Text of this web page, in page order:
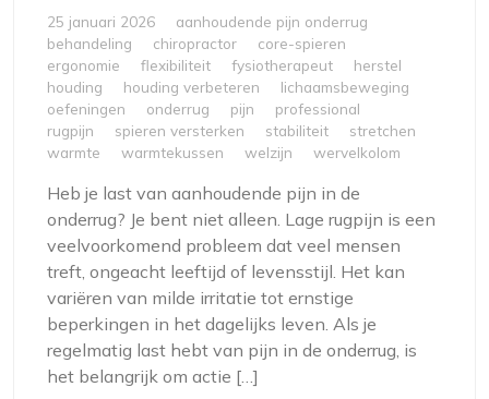
25 januari 2026
aanhoudende pijn onderrug
behandeling
chiropractor
core-spieren
ergonomie
flexibiliteit fysiotherapeut
herstel
houding
houding verbeteren
lichaamsbeweging
oefeningen
onderrug pijn
professional
rugpijn
spieren versterken stabiliteit
stretchen
warmte
warmtekussen welzijn wervelkolom
Heb je last van aanhoudende pijn in de
onderrug? Je bent niet alleen. Lage rugpijn is een
veelvoorkomend probleem dat veel mensen
treft, ongeacht leeftijd of levensstijl. Het kan
variëren van milde irritatie tot ernstige
beperkingen in het dagelijks leven. Als je
regelmatig last hebt van pijn in de onderrug, is
het belangrijk om actie […]